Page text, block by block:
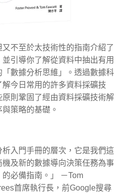
不至於太技術性的指南介紹了
引導你了解從資料中抽出有用
數據分析思維」。透過數據科
今日常用的許多資料採礦技
則鞏固了經由資料採礦技術解
策略的基礎。
析入門手冊的層次，它是我們這
及新的數據導向決策任務為事
必備指南。」 －Tom
首席執行長，前Google搜尋